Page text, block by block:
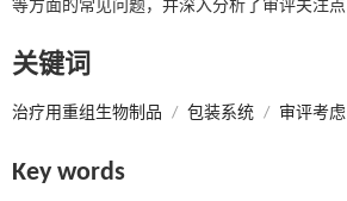
等方面的常见问题，并深入分析了审评关注
关键词
治疗用重组生物制品 / 包装系统 / 审评考虑
Key words